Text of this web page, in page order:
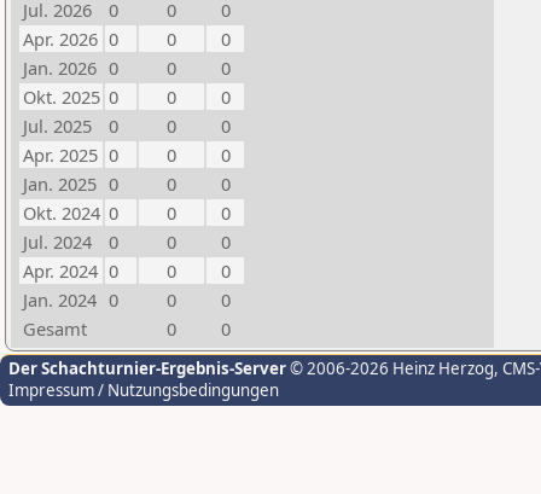
Jul. 2026
0 0
0
Apr. 2026 0 0
0
Jan. 2026 0 0
0
Okt. 2025 0 0
0
Jul. 2025
0 0
0
Apr. 2025 0 0
0
Jan. 2025 0 0
0
Okt. 2024 0 0
0
Jul. 2024
0 0
0
Apr. 2024 0 0
0
Jan. 2024 0 0
0
Gesamt
0 0
Der Schachturnier-Ergebnis-Server© 2006-2026 Heinz Herzog,
Impressum / Nutzungsbedingungen